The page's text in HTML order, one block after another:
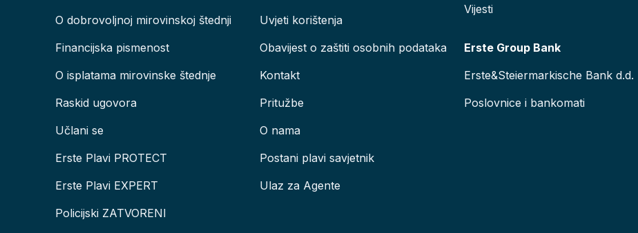
O dobrovoljnoj mirovinskoj štednji
Financijska pismenost
O isplatama mirovinske štednje
Raskid ugovora
Učlani se
Erste Plavi PROTECT
Erste Plavi EXPERT
Policijski ZATVORENI
Uvjeti korištenja
Obavijest o zaštiti osobnih podataka
Kontakt
Pritužbe
O nama
Postani plavi savjetnik
Ulaz za Agente
Vijesti
Erste Group Bank
Erste&Steiermarkische Bank d.d.
Poslovnice i bankomati